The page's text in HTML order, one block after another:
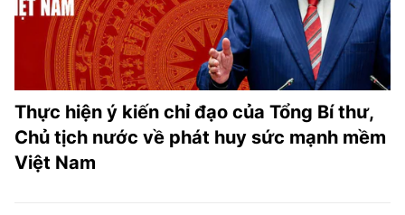
Thực hiện ý kiến chỉ đạo của Tổng Bí thư,
Chủ tịch nước về phát huy sức mạnh mềm
Việt Nam